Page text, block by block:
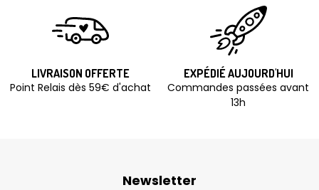
LIVRAISON OFFERTE
Point Relais dès 59€ d'achat
EXPÉDIÉ AUJOURD'HUI
Commandes passées avant
13h
Newsletter